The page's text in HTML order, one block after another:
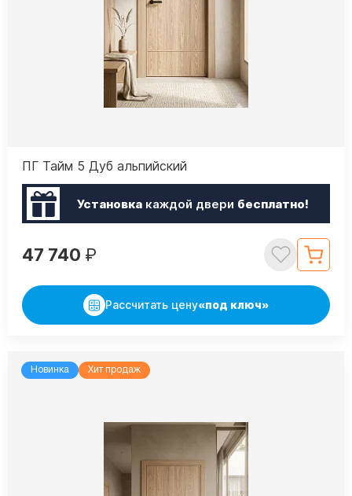
ПГ Тайм 5 Дуб альпийский
Установкакаждой двери бесплатно!
47 740 ₽
Рассчитать цену«под ключ»
Новинка Хит продаж